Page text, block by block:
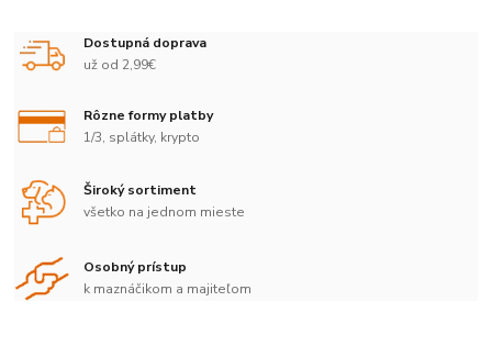
Dostupná doprava
už od 2,99€
Rôzne formy platby
1/3, splátky, krypto
Široký sortiment
všetko na jednom mieste
Osobný prístup
k maznáčikom a majiteľom